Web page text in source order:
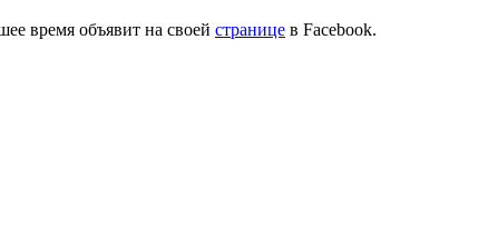
время объявит на своей странице в Facebook.